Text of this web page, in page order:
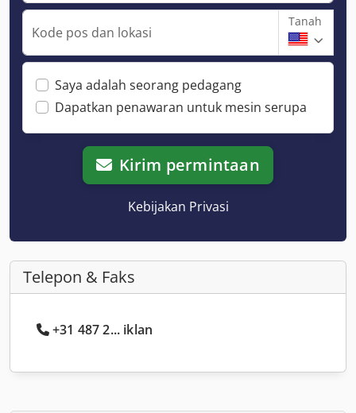
Kode pos dan lokasi
Tanah
Saya adalah seorang pedagang
Dapatkan penawaran untuk mesin serupa
Kirim permintaan
Kebijakan Privasi
Telepon & Faks
+31 487 2... iklan